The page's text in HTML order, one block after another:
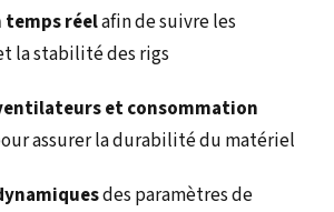
réelafin de suivre les
la stabilité des rigs
et consommation
assurer la durabilité du matériel
des paramètres de